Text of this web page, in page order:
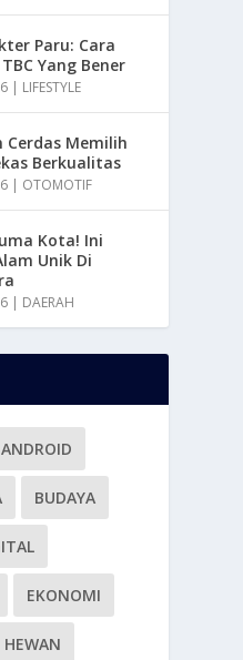
Paru: Cara
Yang Bener
| LIFESTYLE
Cerdas Memilih
Berkualitas
| OTOMOTIF
Kota! Ini
Unik Di
| DAERAH
ANDROID
BUDAYA
EKONOMI
HEWAN